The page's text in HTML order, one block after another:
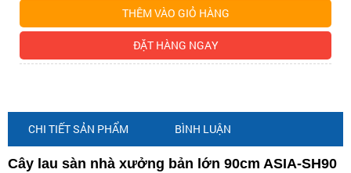
THÊM VÀO GIỎ HÀNG
ĐẶT HÀNG NGAY
CHI TIẾT SẢN PHẨM BÌNH LUẬN
Cây lau sàn nhà xưởng bản lớn 90cm ASIA-SH90